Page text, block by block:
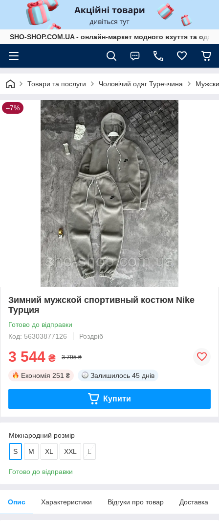
SHO-SHOP.COM.UA - онлайн-маркет модного взуття та
Товари та послуги Чоловічий одяг Туреччина
–7%
Зимний мужской спортивный костюм Nike
Турция
Готово до відправки
Код: 56303877126
Роздріб
3 544 ₴ 3 795 ₴
Економія 251 ₴ Залишилось 45 днів
Купити
Міжнародний розмір
S M XL XXL L
Готово до відправки
Опис Характеристики Відгуки про товар Доставка